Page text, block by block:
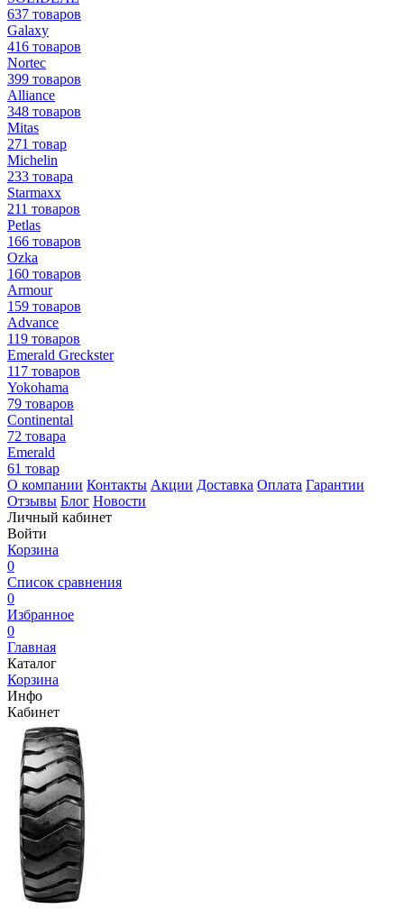
637 товаров
Galaxy
416 товаров
Nortec
399 товаров
Alliance
348 товаров
Mitas
271 товар
Michelin
233 товара
Starmaxx
211 товаров
Petlas
166 товаров
Ozka
160 товаров
Armour
159 товаров
Advance
119 товаров
Emerald Greckster
117 товаров
Yokohama
79 товаров
Continental
72 товара
Emerald
61 товар
О компании Контакты Акции Доставка Оплата Гарантии
Отзывы Блог Новости
Личный кабинет
Войти
Корзина
0
Список сравнения
0
Избранное
0
Главная
Каталог
Корзина
Инфо
Кабинет